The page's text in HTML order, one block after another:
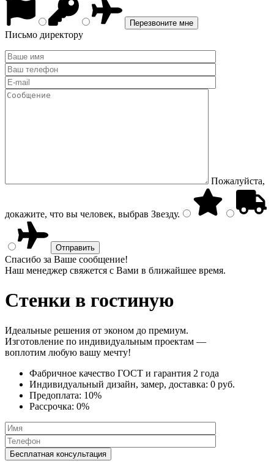
Письмо директору
Пожалуйста,
докажите, что вы человек, выбрав Звезду.
Спасибо за Ваше сообщение!
Наш менеджер свяжется с Вами в ближайшее время.
Стенки в гостиную
Идеальные решения от эконом до премиум.
Изготовление по индивидуальным проектам —
воплотим любую вашу мечту!
Фабричное качество ГОСТ и гарантия 2 года
Индивидуальный дизайн, замер, доставка: 0 руб.
Предоплата: 10%
Рассрочка: 0%